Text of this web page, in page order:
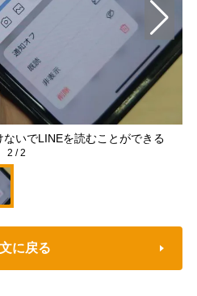
いでLINEを読むことができる
2 /2
に戻る